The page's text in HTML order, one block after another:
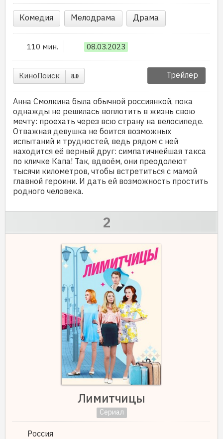
Комедия Мелодрама Драма
110 мин. 08.03.2023
КиноПоиск 8.0 Трейлер
Анна Смолкина была обычной россиянкой, пока
однажды не решилась воплотить в жизнь свою
мечту: проехать через всю страну на велосипеде.
Отважная девушка не боится возможных
испытаний и трудностей, ведь рядом с ней
находится её верный друг: симпатичнейшая такса
по кличке Капа! Так, вдвоём, они преодолеют
тысячи километров, чтобы встретиться с мамой
главной героини. И дать ей возможность простить
родного человека.
Лимитчицы
Сериал
Россия